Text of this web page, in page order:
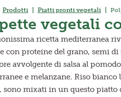
Prodotti Piatti pronti vegetali
vegetali
ricetta mediterranea
con proteine del grano, semi
avvolgente di salsa al
e melanzane. Riso bianco
sono mixati in un questo piatto